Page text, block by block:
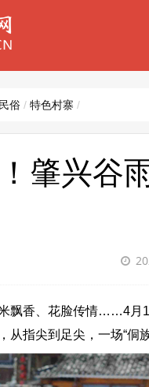
民俗 / 特色村寨 /
肇兴谷
香、花脸传情……4月18
从指尖到足尖，一场“侗